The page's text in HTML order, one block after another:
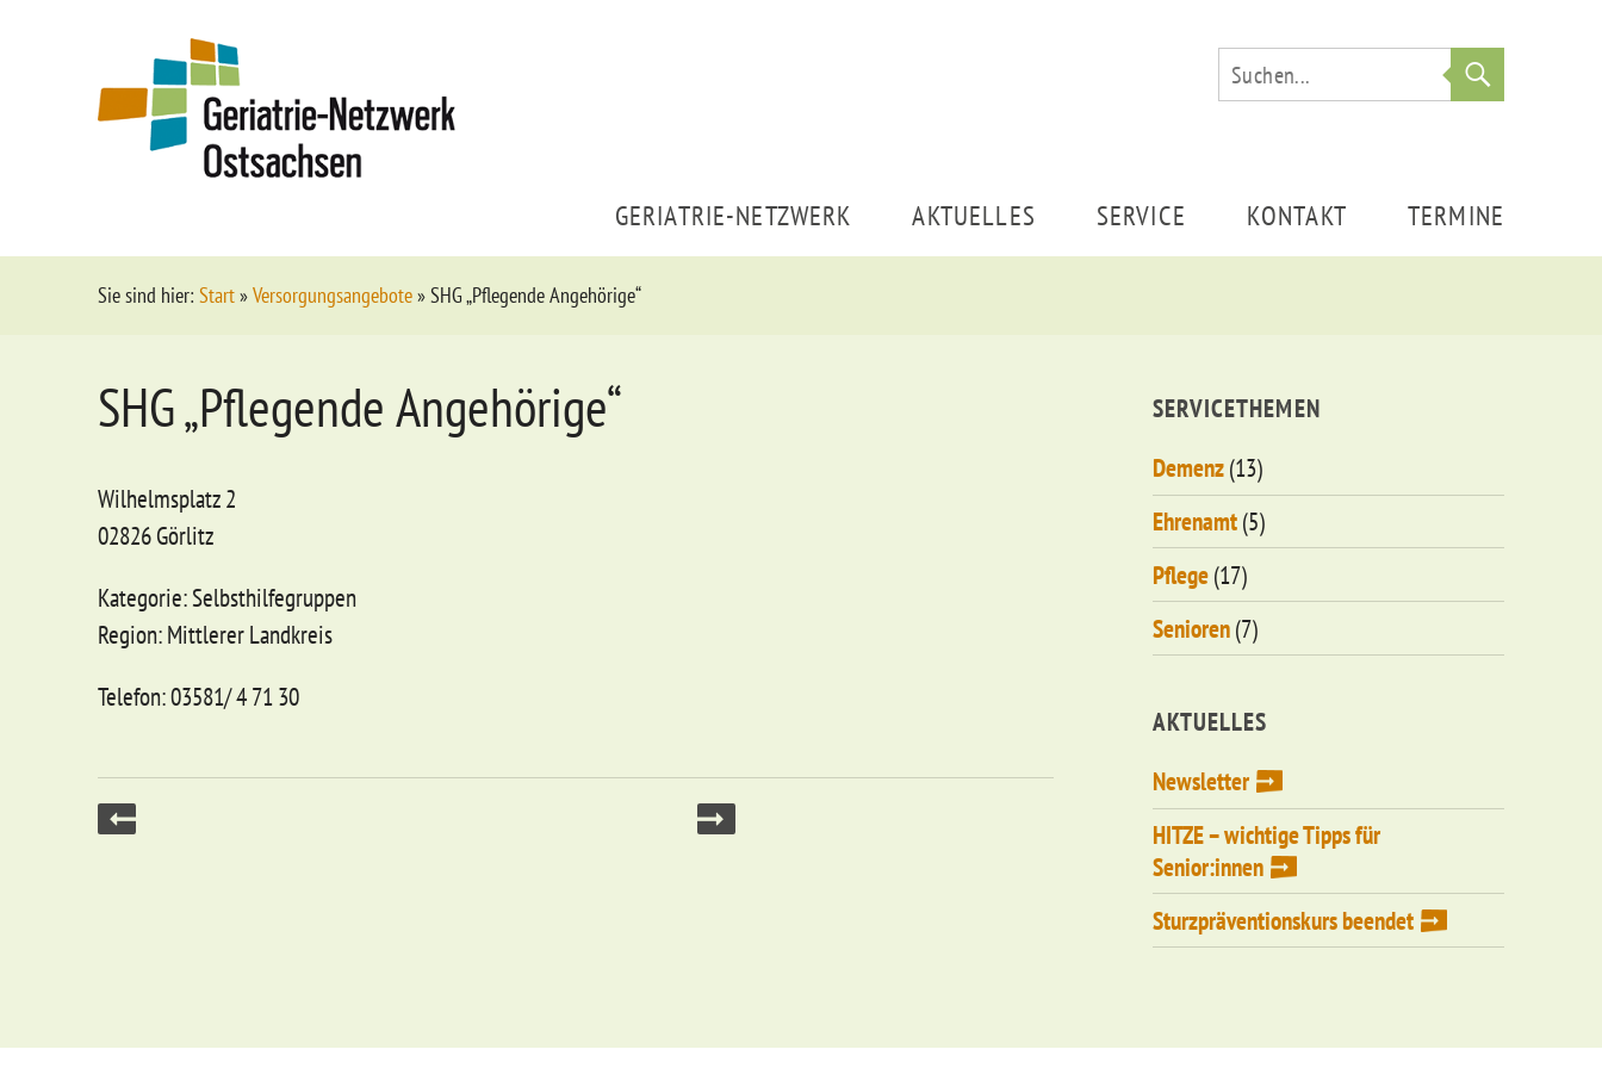
GERIATRIE-NETZWERK AKTUELLES SERVICE KONTAKT TERMINE
Sie sind hier: Start»Versorgungsangebote»SHG „Pflegende Angehörige“
SHG „Pflegende Angehörige“
Wilhelmsplatz 2
02826 Görlitz
Kategorie: Selbsthilfegruppen
Region: Mittlerer Landkreis
Telefon: 03581/ 4 71 30
SERVICETHEMEN
Demenz(13)
Ehrenamt(5)
Pflege(17)
Senioren(7)
AKTUELLES
Newsletter
HITZE – wichtige Tipps für
Senior:innen
Sturzpräventionskurs beendet